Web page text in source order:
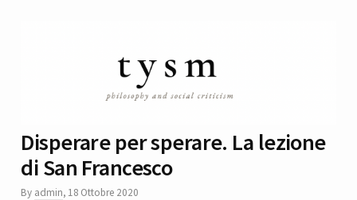
Disperare per sperare. La lezione
di San Francesco
By admin, 18 Ottobre 2020